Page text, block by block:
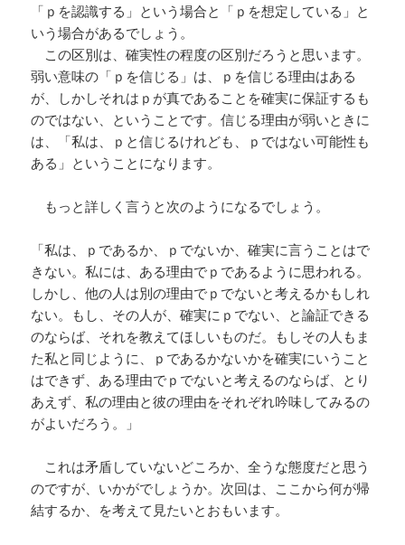
「ｐを認識する」という場合と「ｐを想定している」と
いう場合があるでしょう。
この区別は、確実性の程度の区別だろうと思います。
弱い意味の「ｐを信じる」は、ｐを信じる理由はある
が、しかしそれはｐが真であることを確実に保証するも
のではない、ということです。信じる理由が弱いときに
は、「私は、ｐと信じるけれども、ｐではない可能性も
ある」ということになります。
もっと詳しく言うと次のようになるでしょう。
「私は、ｐであるか、ｐでないか、確実に言うことはで
きない。私には、ある理由でｐであるように思われる。
しかし、他の人は別の理由でｐでないと考えるかもしれ
ない。もし、その人が、確実にｐでない、と論証できる
のならば、それを教えてほしいものだ。もしその人もま
た私と同じように、ｐであるかないかを確実にいうこと
はできず、ある理由でｐでないと考えるのならば、とり
あえず、私の理由と彼の理由をそれぞれ吟味してみるの
がよいだろう。」
これは矛盾していないどころか、全うな態度だと思う
のですが、いかがでしょうか。次回は、ここから何が帰
結するか、を考えて見たいとおもいます。